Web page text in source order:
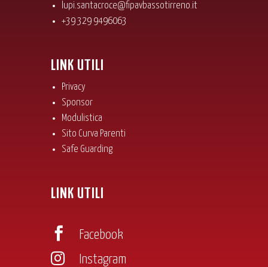
lupi.santacroce@fipavbassotirreno.it
+39 329 9496063
LINK UTILI
Privacy
Sponsor
Modulistica
Sito Curva Parenti
Safe Guarding
LINK UTILI
 Facebook
 Instagram